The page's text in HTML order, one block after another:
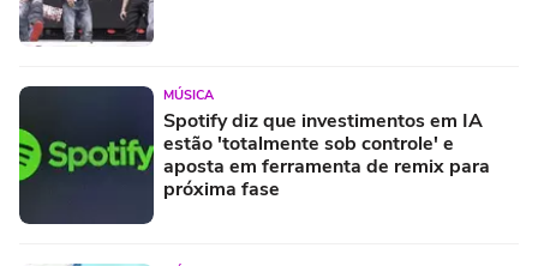
MÚSICA
Spotify diz que investimentos em IA
estão 'totalmente sob controle' e
aposta em ferramenta de remix para
próxima fase